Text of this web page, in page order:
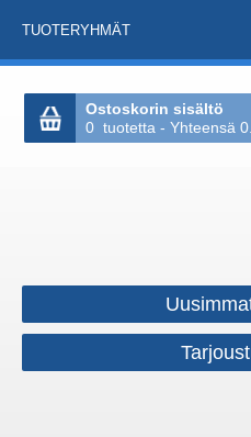
TUOTERYHMÄT
Ostoskorin sisältö
0 tuotetta - Yhteensä